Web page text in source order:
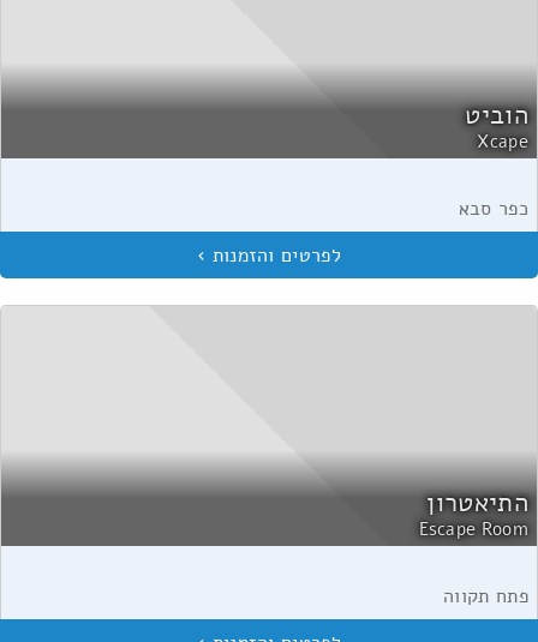
הוביט
Xcape
כפר סבא
התיאטרון
Escape Room
פתח תקווה